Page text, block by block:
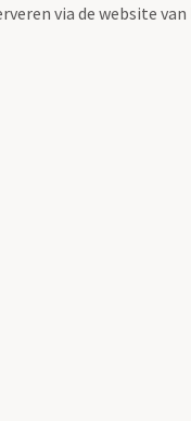
via de website